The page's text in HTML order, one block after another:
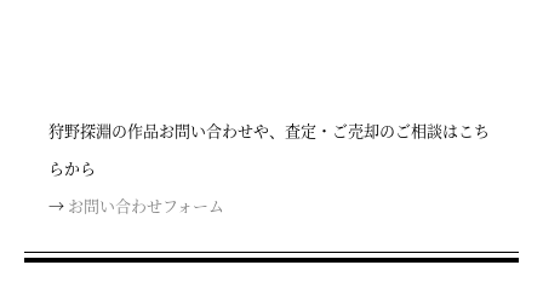
狩野探淵の作品お問い合わせや、査定・ご売却のご相談はこち
らから
→ お問い合わせフォーム